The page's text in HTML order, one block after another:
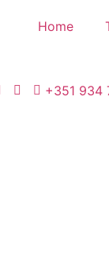
Home
+351 934